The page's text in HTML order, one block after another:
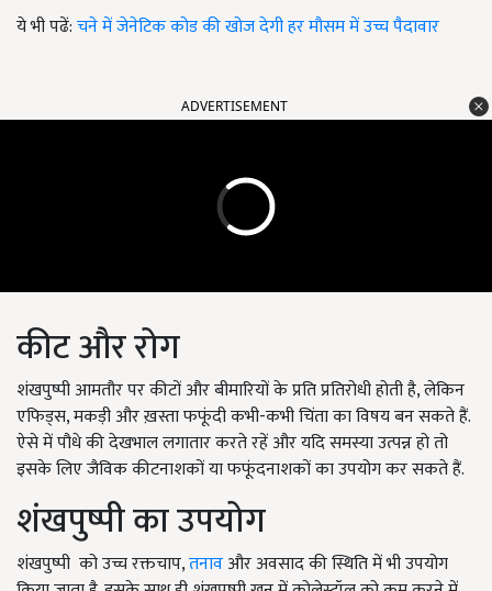
ये भी पढें:चने में जेनेटिक कोड की खोज देगी हर मौसम में उच्च पैदावार
ADVERTISEMENT
कीट और रोग
शंखपुष्पी आमतौर पर कीटों और बीमारियों के प्रति प्रतिरोधी होती है,लेकिन
एफिड्स,मकड़ी और ख़स्ता फफूंदी कभी-कभी चिंता का विषय बन सकते हैं.
ऐसे में पौधे की देखभाल लगातार करते रहें और यदि समस्या उत्पन्न हो तो
इसके लिए जैविक कीटनाशकों या फफूंदनाशकों का उपयोग कर सकते हैं.
शंखपुष्पी का उपयोग
शंखपुष्पी को उच्च रक्तचाप,तनावऔर अवसाद की स्थिति में भी उपयोग